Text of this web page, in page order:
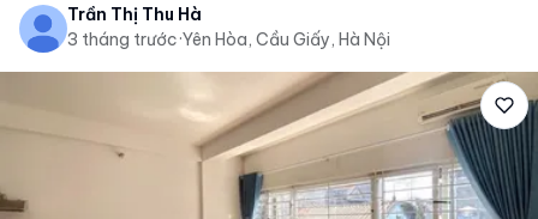
Trần Thị Thu Hà
3 tháng trước·Yên Hòa, Cầu Giấy, Hà Nội